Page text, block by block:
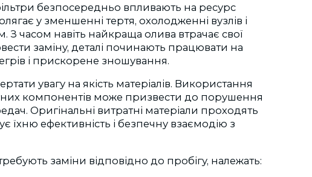
безпосередньо впливають на ресурс
у зменшенні тертя, охолодженні вузлів і
З часом навіть найкраща олива втрачає свої
заміну, деталі починають працювати на
і прискорене зношування.
увагу на якість матеріалів. Використання
компонентів може призвести до порушення
Оригінальні витратні матеріали проходять
їхню ефективність і безпечну взаємодію з
заміни відповідно до пробігу, належать: